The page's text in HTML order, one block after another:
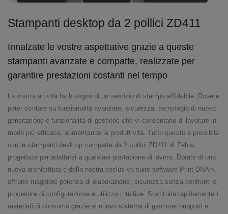
Stampanti desktop da 2 pollici ZD411
Innalzate le vostre aspettative grazie a queste
stampanti avanzate e compatte, realizzate per
garantire prestazioni costanti nel tempo
La vostra attività ha bisogno di un servizio di stampa affidabile. Dovete
poter contare su funzionalità avanzate, sicurezza, tecnologia di nuova
generazione e funzionalità di gestione che vi consentano di lavorare in
modo più efficace, aumentando la produttività. Tutto questo è possibile
con le stampanti desktop compatte da 2 pollici ZD411 di Zebra,
progettate per adattarsi a qualsiasi postazione di lavoro. Dotate di una
nuova architettura e della nostra esclusiva suite software Print DNATM,
offrono maggiore potenza di elaborazione, sicurezza senza confronti e
procedure di configurazione e utilizzo intuitive. Sostituite rapidamente i
materiali di consumo grazie al nuovo sistema di gestione supporti e